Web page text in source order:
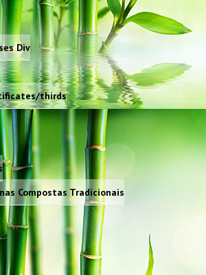
Div
thirds
Compostas Tradicionais